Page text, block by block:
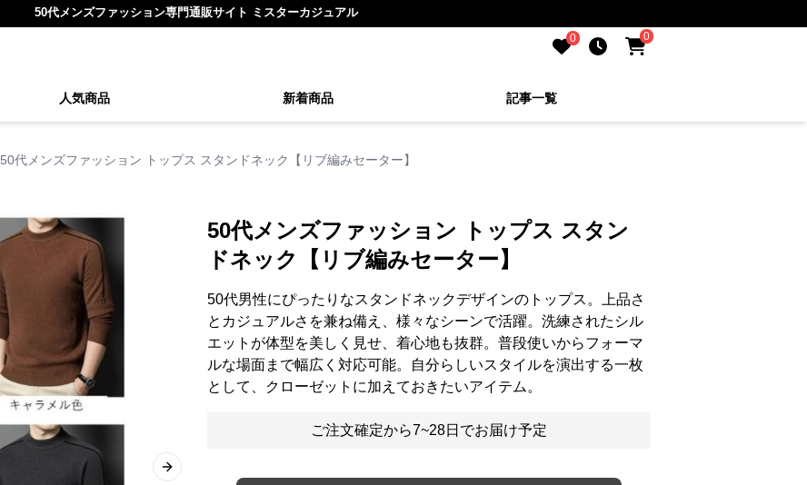
50代メンズファッション専門通販サイト ミスターカジュアル
0 0
人気商品 新着商品 記事一覧
50代メンズファッション トップス スタンドネック【リブ編みセーター】
Next slide
50代メンズファッション トップス スタン
ドネック【リブ編みセーター】
50代男性にぴったりなスタンドネックデザインのトップス。上品さ
とカジュアルさを兼ね備え、様々なシーンで活躍。洗練されたシル
エットが体型を美しく見せ、着心地も抜群。普段使いからフォーマ
ルな場面まで幅広く対応可能。自分らしいスタイルを演出する一枚
として、クローゼットに加えておきたいアイテム。
ご注文確定から7~28日でお届け予定